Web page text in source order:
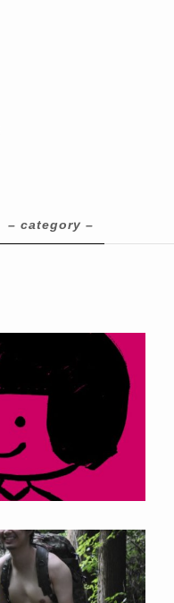
– category –